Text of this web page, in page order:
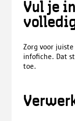
Vul je
Zorg voor
infofiche. Dat
toe.